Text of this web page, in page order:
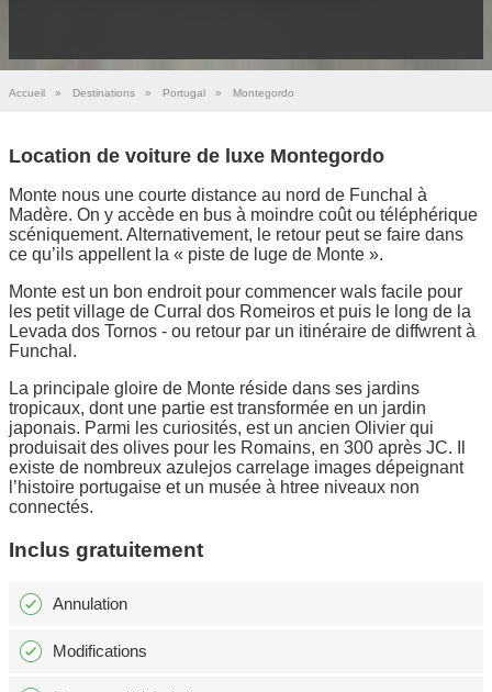
Accueil » Destinations » Portugal » Montegordo
Location de voiture de luxe Montegordo
Monte nous une courte distance au nord de Funchal à
Madère. On y accède en bus à moindre coût ou téléphérique
scéniquement. Alternativement, le retour peut se faire dans
ce qu’ils appellent la « piste de luge de Monte ».
Monte est un bon endroit pour commencer wals facile pour
les petit village de Curral dos Romeiros et puis le long de la
Levada dos Tornos - ou retour par un itinéraire de diffwrent à
Funchal.
La principale gloire de Monte réside dans ses jardins
tropicaux, dont une partie est transformée en un jardin
japonais. Parmi les curiosités, est un ancien Olivier qui
produisait des olives pour les Romains, en 300 après JC. Il
existe de nombreux azulejos carrelage images dépeignant
l’histoire portugaise et un musée à htree niveaux non
connectés.
Inclus gratuitement
Annulation
Modifications